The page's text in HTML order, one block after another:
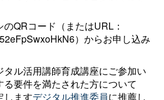
QRコード（またはURL：
）からお申し込み
ル活用講師育成講座にご参加い
要件を満たされた方について
しますデジタル推進委員に推薦し